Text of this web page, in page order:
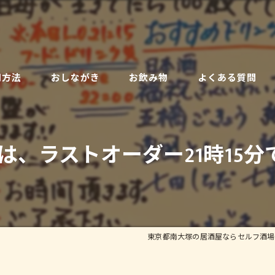
法 おしながき お飲み物 よくある質問
、ラストオーダー21時15
東京都南大塚の居酒屋ならセルフ酒